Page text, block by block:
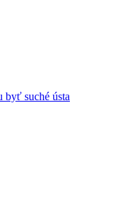
byť suché ústa